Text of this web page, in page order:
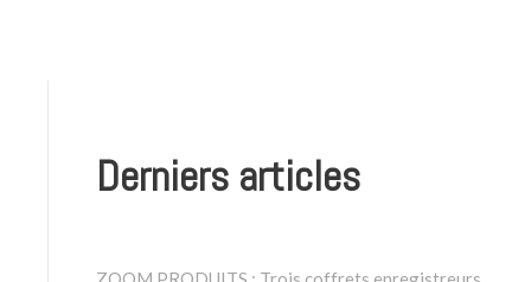
Derniers articles